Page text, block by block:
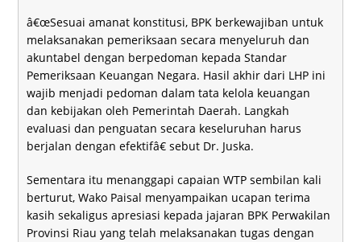
â€œSesuai amanat konstitusi, BPK berkewajiban untuk
melaksanakan pemeriksaan secara menyeluruh dan
akuntabel dengan berpedoman kepada Standar
Pemeriksaan Keuangan Negara. Hasil akhir dari LHP ini
wajib menjadi pedoman dalam tata kelola keuangan
dan kebijakan oleh Pemerintah Daerah. Langkah
evaluasi dan penguatan secara keseluruhan harus
berjalan dengan efektifâ€ sebut Dr. Juska.
Sementara itu menanggapi capaian WTP sembilan kali
berturut, Wako Paisal menyampaikan ucapan terima
kasih sekaligus apresiasi kepada jajaran BPK Perwakilan
Provinsi Riau yang telah melaksanakan tugas dengan